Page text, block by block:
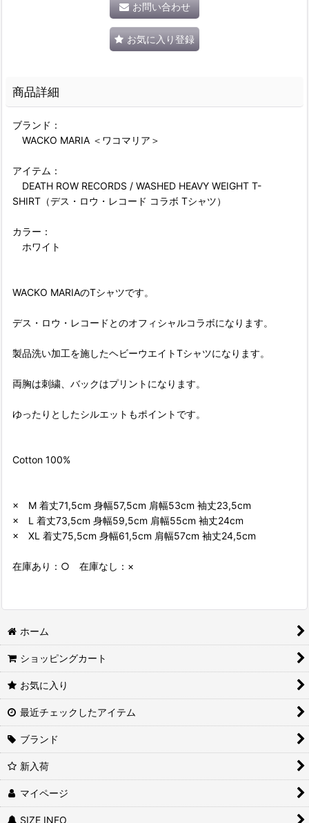
お問い合わせ
お気に入り登録
商品詳細
ブランド：
WACKO MARIA ＜ワコマリア＞
アイテム：
DEATH ROW RECORDS / WASHED HEAVY WEIGHT T-
SHIRT（デス・ロウ・レコード コラボ Tシャツ）
カラー：
ホワイト
WACKO MARIAのTシャツです。
デス・ロウ・レコードとのオフィシャルコラボになります。
製品洗い加工を施したヘビーウエイトTシャツになります。
両胸は刺繍、バックはプリントになります。
ゆったりとしたシルエットもポイントです。
Cotton 100%
× M 着丈71,5cm 身幅57,5cm 肩幅53cm 袖丈23,5cm
× L 着丈73,5cm 身幅59,5cm 肩幅55cm 袖丈24cm
× XL 着丈75,5cm 身幅61,5cm 肩幅57cm 袖丈24,5cm
在庫あり：○ 在庫なし：×
ホーム
ショッピングカート
お気に入り
最近チェックしたアイテム
ブランド
新入荷
マイページ
SIZE INFO